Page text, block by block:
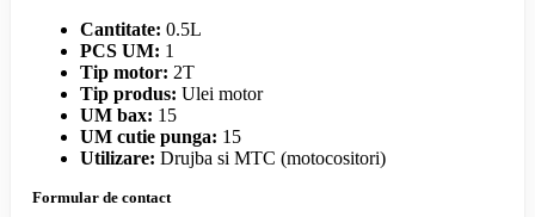
Cantitate: 0.5L
PCS UM: 1
Tip motor: 2T
Tip produs: Ulei motor
UM bax: 15
UM cutie punga: 15
Utilizare: Drujba si MTC (motocositori)
Formular de contact